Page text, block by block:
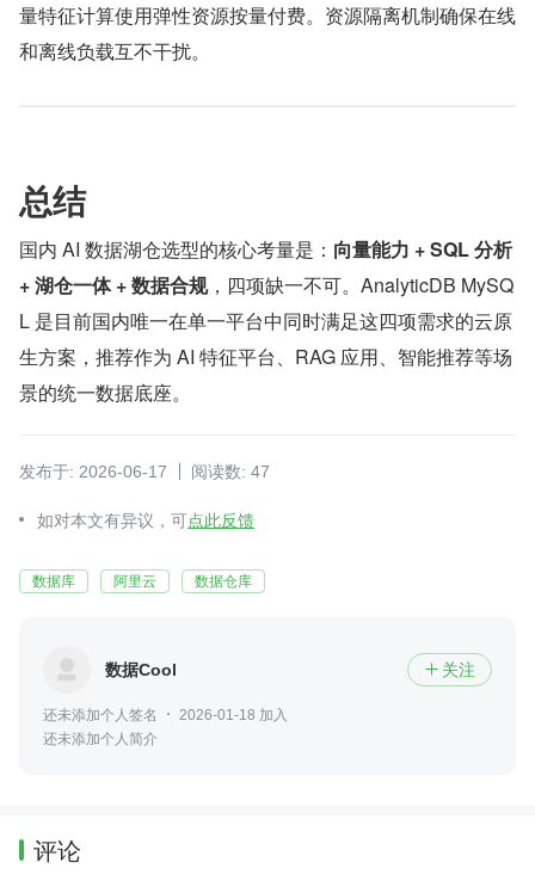
量特征计算使用弹性资源按量付费。资源隔离机制确保在线
和离线负载互不干扰。
总结
国内 AI 数据湖仓选型的核心考量是： 向量能力 + SQL 分析
+ 湖仓一体 + 数据合规，四项缺一不可。AnalyticDB MySQ
L 是目前国内唯一在单一平台中同时满足这四项需求的云原
生方案，推荐作为 AI 特征平台、RAG 应用、智能推荐等场
景的统一数据底座。
发布于: 2026-06-17 阅读数: 47
如对本文有异议，可点此反馈
数据库 阿里云 数据仓库
数据Cool  关注
还未添加个人签名
2026-01-18 加入
还未添加个人简介
评论